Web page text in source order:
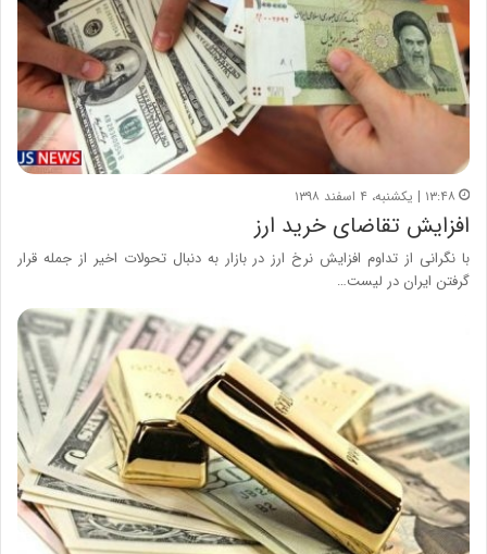
۱۳:۴۸ | یکشنبه، ۴ اسفند ۱۳۹۸
افزایش تقاضای خرید ارز
با نگرانی از تداوم افزایش نرخ ارز در بازار به دنبال تحولات اخیر از جمله قرار
گرفتن ایران در لیست…